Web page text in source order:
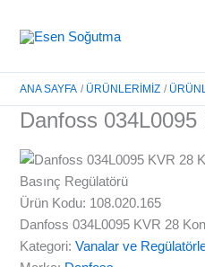
ANA SAYFA ÜRÜNLERIMIZ
Danfoss
Ürün Kodu: 108.020.165
Danfoss 034L0095 KVR 28
Kategori: Vanalar ve